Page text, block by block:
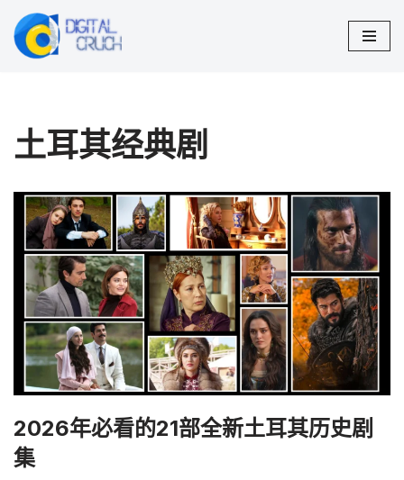
跳
土耳其经典剧
2026年必看的21部全新土耳其历史剧
集